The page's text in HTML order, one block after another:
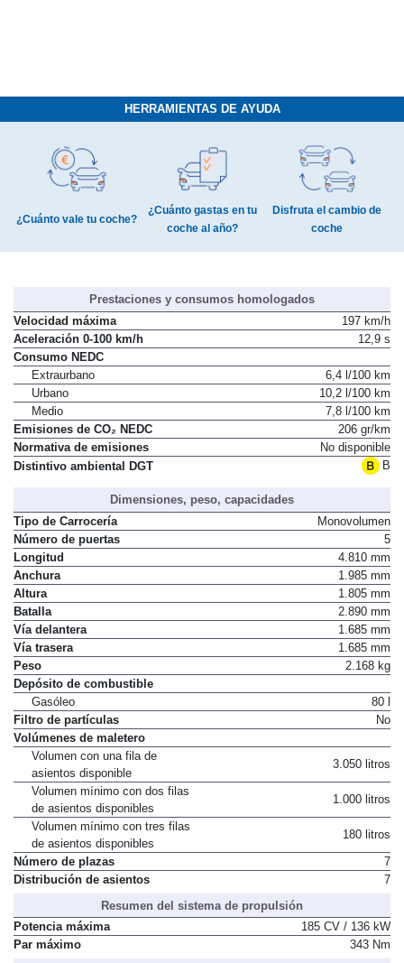
HERRAMIENTAS DE AYUDA
¿Cuánto vale tu coche?
¿Cuánto gastas en tu
coche al año?
Disfruta el cambio de
coche
Prestaciones y consumos homologados
Velocidad máxima
197 km/h
Aceleración 0-100 km/h
12,9 s
Consumo NEDC
Extraurbano
6,4 l/100 km
Urbano
10,2 l/100 km
Medio
7,8 l/100 km
Emisiones de CO₂ NEDC
206 gr/km
Normativa de emisiones
No disponible
Distintivo ambiental DGT
B
Dimensiones, peso, capacidades
Tipo de Carrocería
Monovolumen
Número de puertas
5
Longitud
4.810 mm
Anchura
1.985 mm
Altura
1.805 mm
Batalla
2.890 mm
Vía delantera
1.685 mm
Vía trasera
1.685 mm
Peso
2.168 kg
Depósito de combustible
Gasóleo
80 l
Filtro de partículas
No
Volúmenes de maletero
Volumen con una fila de
asientos disponible
3.050 litros
Volumen mínimo con dos filas
de asientos disponibles
1.000 litros
Volumen mínimo con tres filas
de asientos disponibles
180 litros
Número de plazas
7
Distribución de asientos
7
Resumen del sistema de propulsión
Potencia máxima
185 CV / 136 kW
Par máximo
343 Nm